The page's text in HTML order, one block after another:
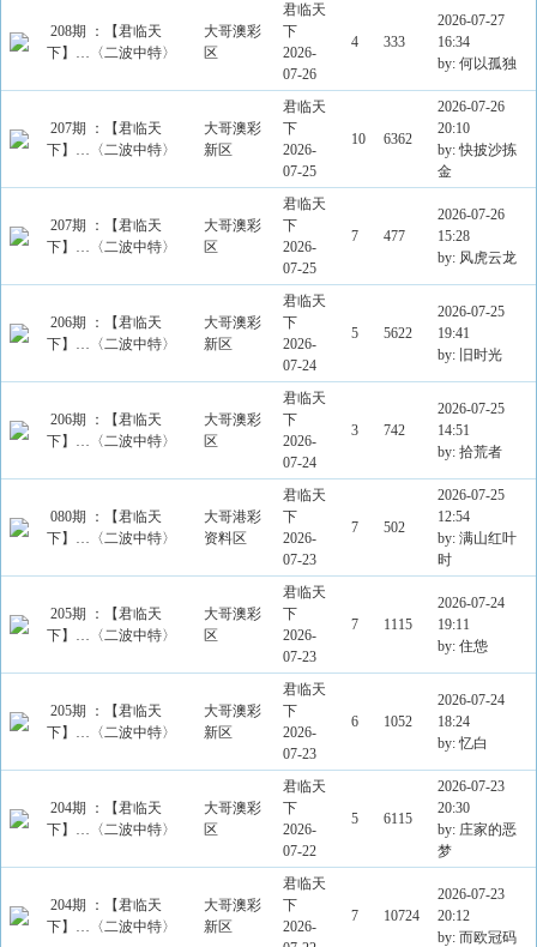
208期 ：【君临天
下】…〈二波中特〉
大哥澳彩
区
君临天
下
2026-
07-26
4 333
2026-07-27
16:34
by: 何以孤独
207期 ：【君临天
下】…〈二波中特〉
大哥澳彩
新区
君临天
下
2026-
07-25
10 6362
2026-07-26
20:10
by: 快披沙拣
金
207期 ：【君临天
下】…〈二波中特〉
大哥澳彩
区
君临天
下
2026-
07-25
7 477
2026-07-26
15:28
by: 风虎云龙
206期 ：【君临天
下】…〈二波中特〉
大哥澳彩
新区
君临天
下
2026-
07-24
5 5622
2026-07-25
19:41
by: 旧时光
206期 ：【君临天
下】…〈二波中特〉
大哥澳彩
区
君临天
下
2026-
07-24
3 742
2026-07-25
14:51
by: 拾荒者
080期 ：【君临天
下】…〈二波中特〉
大哥港彩
资料区
君临天
下
2026-
07-23
7 502
2026-07-25
12:54
by: 满山红叶
时
205期 ：【君临天
下】…〈二波中特〉
大哥澳彩
区
君临天
下
2026-
07-23
7 1115
2026-07-24
19:11
by: 住怹
205期 ：【君临天
下】…〈二波中特〉
大哥澳彩
新区
君临天
下
2026-
07-23
6 1052
2026-07-24
18:24
by: 忆白
204期 ：【君临天
下】…〈二波中特〉
大哥澳彩
区
君临天
下
2026-
07-22
5 6115
2026-07-23
20:30
by: 庄家的恶
梦
204期 ：【君临天
下】…〈二波中特〉
大哥澳彩
新区
君临天
下
2026-
7 10724
2026-07-23
20:12
by: 而欧冠码